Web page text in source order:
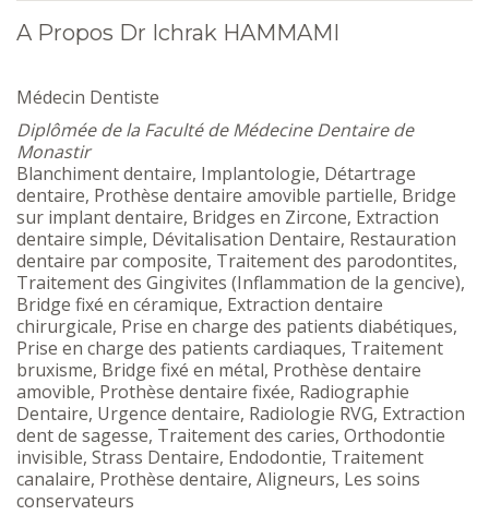
A Propos Dr Ichrak HAMMAMI
Médecin Dentiste
Diplômée de la Faculté de Médecine Dentaire de
Monastir
Blanchiment dentaire, Implantologie, Détartrage
dentaire, Prothèse dentaire amovible partielle, Bridge
sur implant dentaire, Bridges en Zircone, Extraction
dentaire simple, Dévitalisation Dentaire, Restauration
dentaire par composite, Traitement des parodontites,
Traitement des Gingivites (Inflammation de la gencive),
Bridge fixé en céramique, Extraction dentaire
chirurgicale, Prise en charge des patients diabétiques,
Prise en charge des patients cardiaques, Traitement
bruxisme, Bridge fixé en métal, Prothèse dentaire
amovible, Prothèse dentaire fixée, Radiographie
Dentaire, Urgence dentaire, Radiologie RVG, Extraction
dent de sagesse, Traitement des caries, Orthodontie
invisible, Strass Dentaire, Endodontie, Traitement
canalaire, Prothèse dentaire, Aligneurs, Les soins
conservateurs